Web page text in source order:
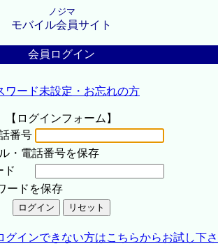
ノジマ
モバイル会員サイト
会員ログイン
ワード未設定・お忘れの方
【ログインフォーム】
番号
・電話番号を保存
ド
ードを保存
グインできない方はこちらからお試し下